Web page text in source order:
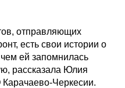
отправляющих
есть свои истории о
ей запомнилась
рассказала Юлия
Черкесии.